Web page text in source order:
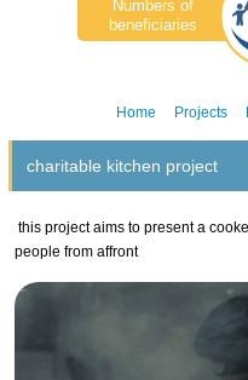
Numbers of
beneficiaries
Home Projects
charitable kitchen project
this project aims to present a
people from affront